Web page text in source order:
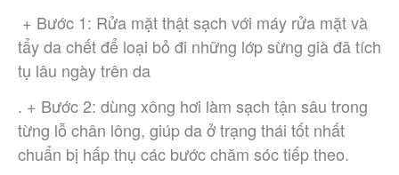
tẩy da chết để loại bỏ đi những lớp sừng già đã tích
tụ lâu ngày trên da
. + Bước 2: dùng xông hơi làm sạch tận sâu trong
từng lỗ chân lông, giúp da ở trạng thái tốt nhất
chuẩn bị hấp thụ các bước chăm sóc tiếp theo.